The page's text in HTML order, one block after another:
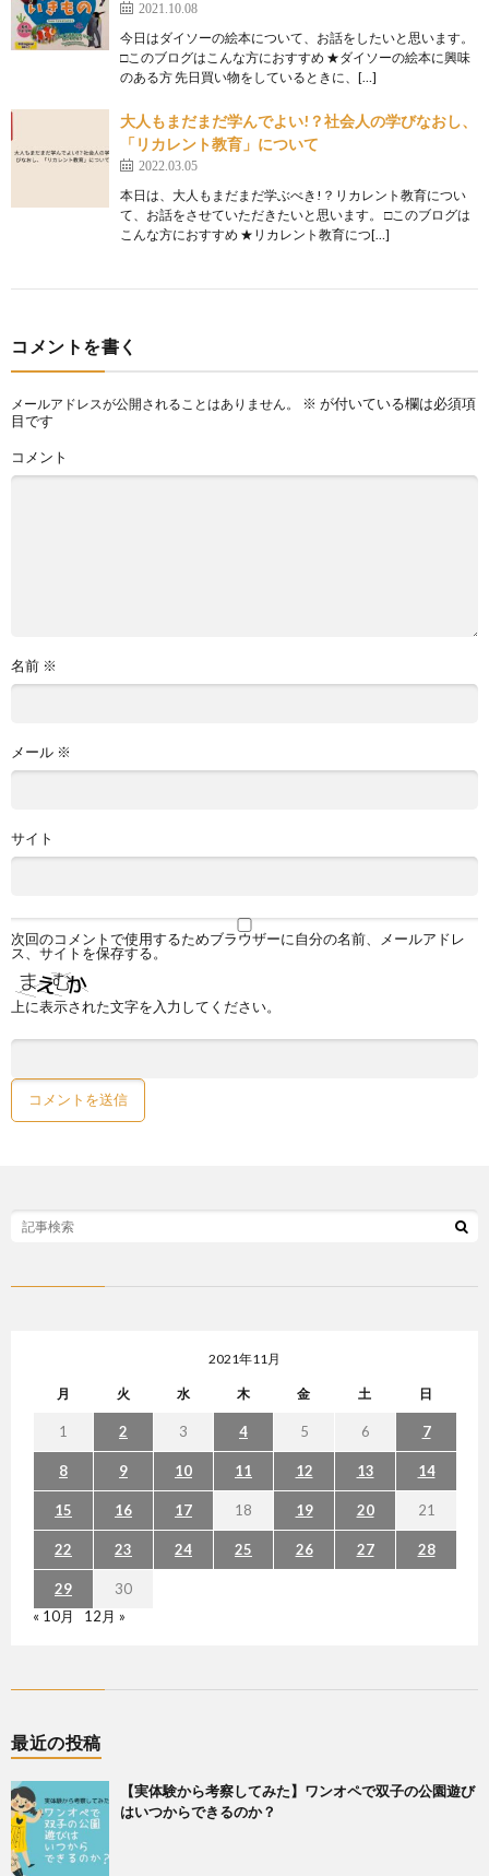
2021.10.08
今日はダイソーの絵本について、お話をしたいと思います。
□このブログはこんな方におすすめ ★ダイソーの絵本に興味
のある方 先日買い物をしているときに、[…]
大人もまだまだ学んでよい!？社会人の学びなおし、
「リカレント教育」について
2022.03.05
本日は、大人もまだまだ学ぶべき!？リカレント教育につい
て、お話をさせていただきたいと思います。 □このブログは
こんな方におすすめ ★リカレント教育につ[…]
コメントを書く
メールアドレスが公開されることはありません。 ※ が付いている欄は必須項
目です
コメント
名前 ※
メール ※
サイト
次回のコメントで使用するためブラウザーに自分の名前、メールアドレ
ス、サイトを保存する。
上に表示された文字を入力してください。
2021年11月
月 火 水 木 金 土 日
1 2 3 4 5 6 7
8 9 10 11 12 13 14
15 16 17 18 19 20 21
22 23 24 25 26 27 28
29
30
« 10月
12月 »
最近の投稿
【実体験から考察してみた】ワンオペで双子の公園遊び
はいつからできるのか？